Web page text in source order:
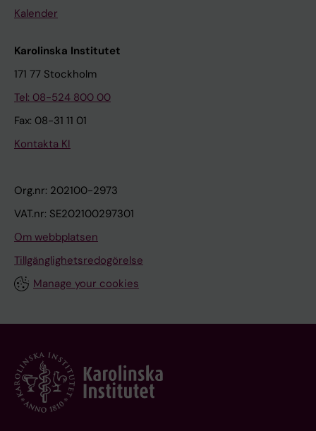
Kalender
Karolinska Institutet
171 77 Stockholm
Tel: 08-524 800 00
Fax: 08-31 11 01
Kontakta KI
Org.nr: 202100-2973
VAT.nr: SE202100297301
Om webbplatsen
Tillgänglighetsredogörelse
Manage your cookies